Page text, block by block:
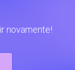
novamente!